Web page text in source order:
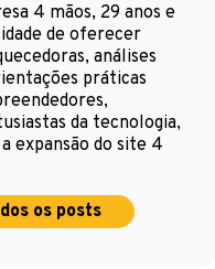
4 mãos, 29 anos e
de oferecer
análises
práticas
da tecnologia,
expansão do site 4
os posts